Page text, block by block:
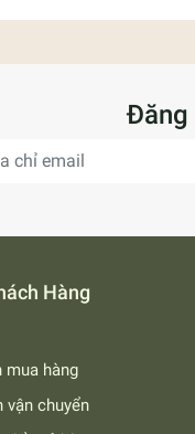
Đăng
Hàng
mua hàng
vận chuyển